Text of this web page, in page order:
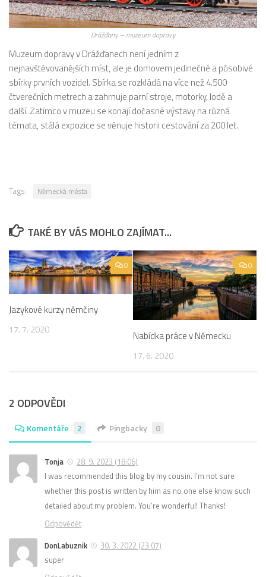
Drážďany – muzeum dopravy
Muzeum dopravy v Drážďanech není jedním z
nejnavštěvovanějších míst, ale je domovem jedinečné a působivé
sbírky prvních vozidel. Sbírka se rozkládá na více než 4.500
čtverečních metrech a zahrnuje parní stroje, motorky, lodě a
další. Zatímco v muzeu se konají dočasné výstavy na různá
témata, stálá expozice se věnuje historii cestování za 200 let.
Tags: Německá města
TAKÉ BY VÁS MOHLO ZAJÍMAT...
0
Jazykové kurzy němčiny
17. 7. 2020
0
Nabídka práce v Německu
17. 6. 2020
2 ODPOVĚDI
Komentáře 2 Pingbacky 0
Tonja
28. 9. 2023 (18:06)
I was recommended this blog by my cousin. I’m not sure
whether this post is written by him as no one else know such
detailed about my problem. You’re wonderful! Thanks!
Odpovědět
DonLabuznik
30. 3. 2022 (23:07)
super